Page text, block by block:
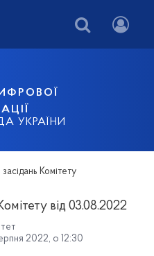
УКРАЇНИ
Комітету
від 03.08.2022
2022, о 12:30